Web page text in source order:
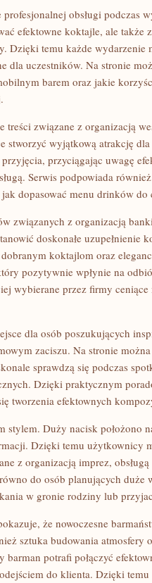
obsługi podczas
efektowne koktajle, ale także
Dzięki temu każde wydarzenie
dla uczestników. Na stronie
barem oraz jakie
treści związane z organizacją
stworzyć wyjątkową atrakcję
przyciągając uwagę
Serwis podpowiada
dopasować menu drinków
związanych z organizacją
doskonałe
koktajlom oraz
pozytywnie wpłynie na
wybierane przez firmy
dla osób poszukujących
zaciszu. Na stronie
sprawdzą się podczas
Dzięki praktycznym
tworzenia efektownych
stylem. Duży nacisk położono
Dzięki temu użytkownicy
z organizacją imprez,
do osób planujących
w gronie rodziny lub
że nowoczesne
sztuka budowania atmosfery
barman potrafi połączyć
do klienta. Dzięki